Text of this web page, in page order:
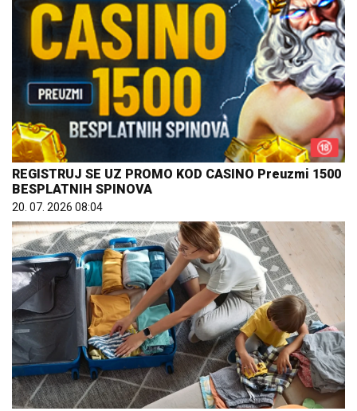
REGISTRUJ SE UZ PROMO KOD CASINO Preuzmi 1500
BESPLATNIH SPINOVA
20. 07. 2026 08:04